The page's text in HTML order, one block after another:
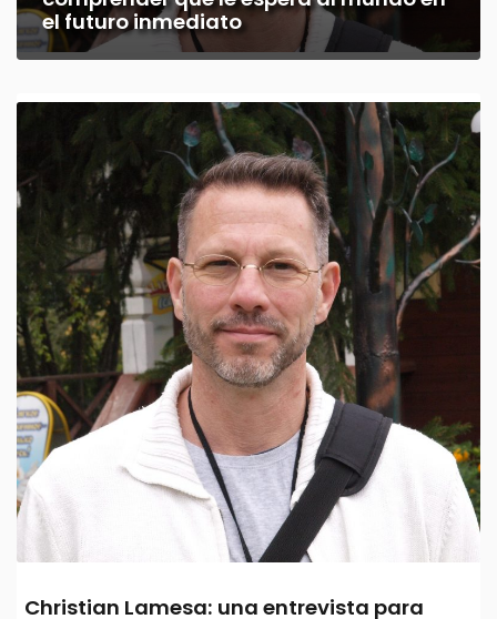
el futuro inmediato
Christian Lamesa: una entrevista para